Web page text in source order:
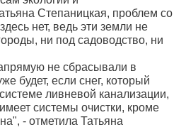
Степаницкая, проблем со
нет, ведь эти земли не
ни под садоводство, ни
не сбрасывали в
будет, если снег, который
ливневой канализации,
системы очистки, кроме
- отметила Татьяна